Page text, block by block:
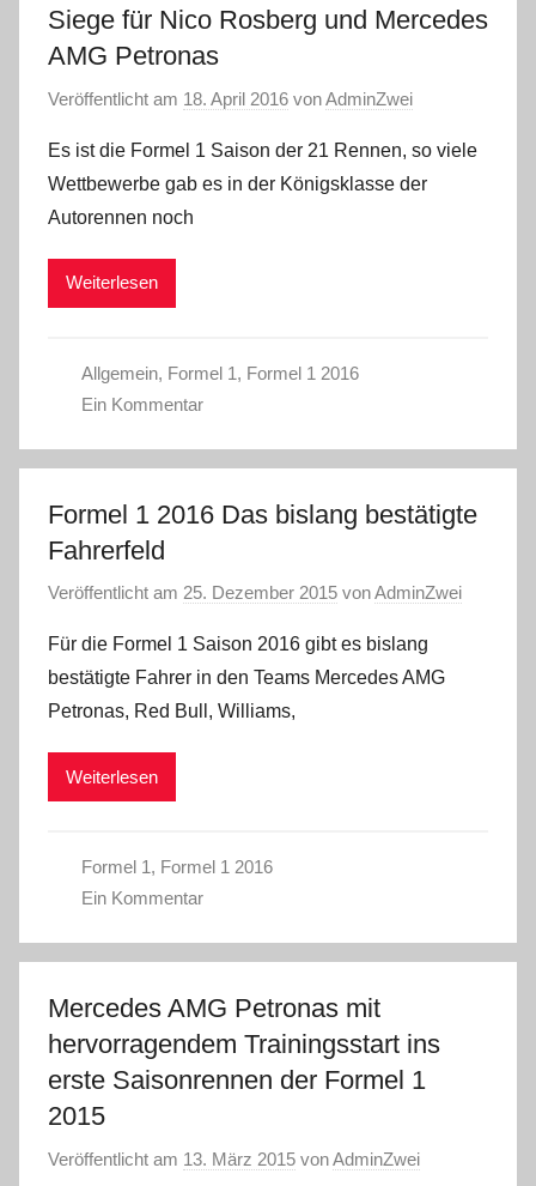
Siege für Nico Rosberg und Mercedes
AMG Petronas
Veröffentlicht am 18. April 2016 vonAdminZwei
Es ist die Formel 1 Saison der 21 Rennen, so viele
Wettbewerbe gab es in der Königsklasse der
Autorennen noch
Weiterlesen
Allgemein, Formel 1, Formel 1 2016
Ein Kommentar
Formel 1 2016 Das bislang bestätigte
Fahrerfeld
Veröffentlicht am 25. Dezember 2015 vonAdminZwei
Für die Formel 1 Saison 2016 gibt es bislang
bestätigte Fahrer in den Teams Mercedes AMG
Petronas, Red Bull, Williams,
Weiterlesen
Formel 1, Formel 1 2016
Ein Kommentar
Mercedes AMG Petronas mit
hervorragendem Trainingsstart ins
erste Saisonrennen der Formel 1
2015
Veröffentlicht am 13. März 2015 vonAdminZwei